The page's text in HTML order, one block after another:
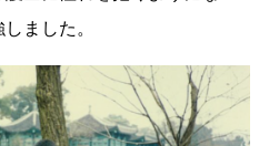
ました。